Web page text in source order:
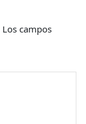
Los campos